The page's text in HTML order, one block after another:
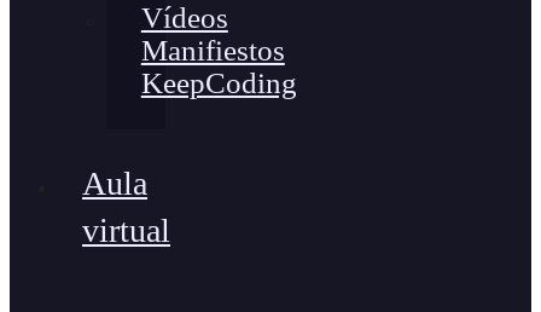
Vídeos
Manifiestos
KeepCoding
Aula
virtual